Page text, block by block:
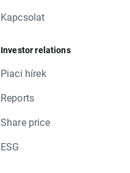
Kapcsolat
Investor relations
Piaci hírek
Reports
Share price
ESG